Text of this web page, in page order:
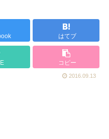
はてブ
コピー
2016.09.13